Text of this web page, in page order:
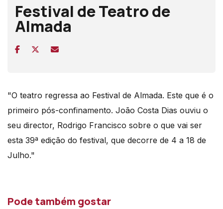
Festival de Teatro de
Almada
"O teatro regressa ao Festival de Almada. Este que é o
primeiro pós-confinamento. João Costa Dias ouviu o
seu director, Rodrigo Francisco sobre o que vai ser
esta 39ª edição do festival, que decorre de 4 a 18 de
Julho."
Pode também gostar